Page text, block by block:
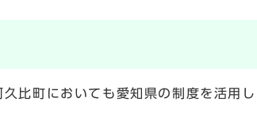
比町においても愛知県の制度を活用